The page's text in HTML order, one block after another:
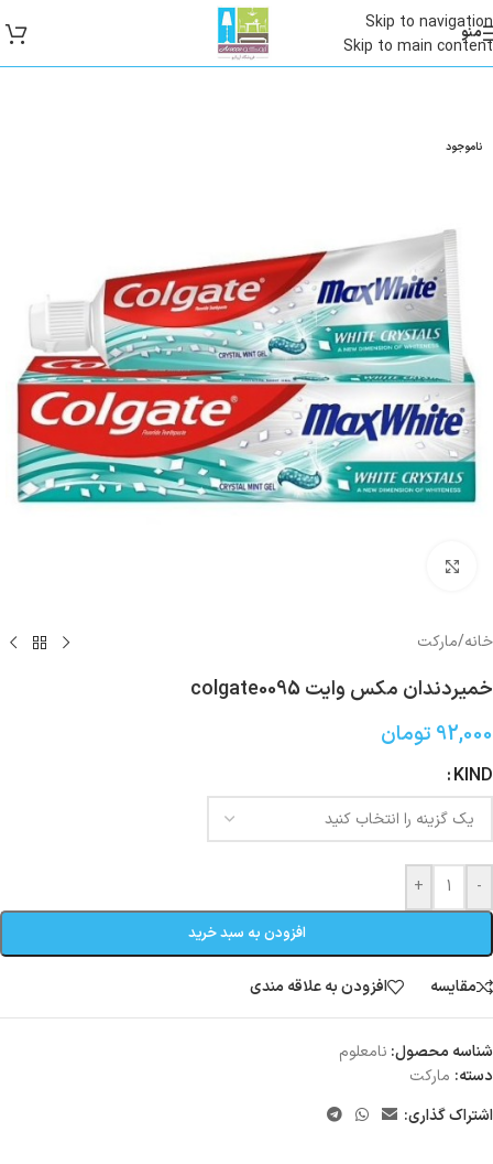
Skip to navigation
Skip to main content
منو
ناموجود
خانه/مارکت
خمیردندان مکس وایت colgate0095
92,000 تومان
KIND
-
+
افزودن به سبد خرید
مقایسه افزودن به علاقه مندی
شناسه محصول: نامعلوم
دسته: مارکت
اشتراک گذاری: